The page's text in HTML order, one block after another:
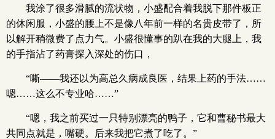
我涂了很多滑腻的流状物，小盛配合着我脱下那件板正
的休闲服，小盛的腰上不是像八年前一样的名贵皮带了，所
以解开稍微费了点力气。小盛很懂事的趴在我的大腿上，我
的手指沾了药膏探入深处的伤口，
“嘶——我还以为高总久病成良医，结果上药的手法……
嗯……这么不专业哈……”
“嗯，我之前买过一只特别漂亮的鸭子，它和曹秘书最大
共同点就是，嘴硬。后来我把它煮了吃了。”